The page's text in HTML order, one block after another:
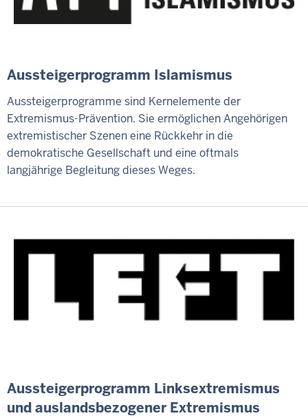
Aussteigerprogramm Islamismus
Aussteigerprogramme sind Kernelemente der
Extremismus-Prävention. Sie ermöglichen Angehörigen
extremistischer Szenen eine Rückkehr in die
demokratische Gesellschaft und eine oftmals
langjährige Begleitung dieses Weges.
Aussteigerprogramm Linksextremismus
und auslandsbezogener Extremismus